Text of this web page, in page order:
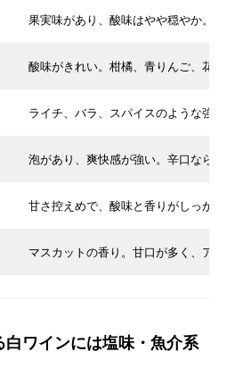
果実味があり、酸味はやや穏やか。
酸味がきれい。柑橘、青りんご、花
ライチ、バラ、スパイスのような強
泡があり、爽快感が強い。辛口なら
甘さ控えめで、酸味と香りがしっかり
マスカットの香り。甘口が多く、ア
ワインには塩味・魚介系